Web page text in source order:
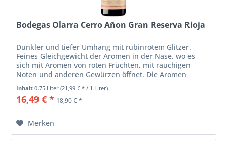
Bodegas Olarra Cerro Añon Gran Reserva Rioja
Dunkler und tiefer Umhang mit rubinrotem Glitzer.
Feines Gleichgewicht der Aromen in der Nase, wo es
sich mit Aromen von roten Früchten, mit rauchigen
Noten und anderen Gewürzen öffnet. Die Aromen
Inhalt0.75 Liter(21,99 € * / 1 Liter)
16,49 € * 18,90 € *
Merken